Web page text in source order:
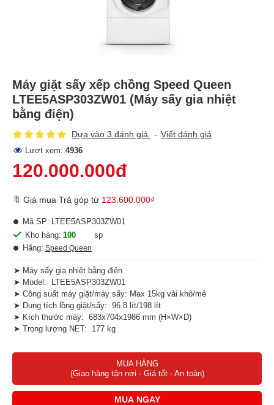
Máy giặt sấy xếp chồng Speed Queen
LTEE5ASP303ZW01 (Máy sấy gia nhiệt
bằng điện)
Dựa vào 3 đánh giá. - Viết đánh giá
Lượt xem: 4936
120.000.000đ
🔖 Giá mua Trả góp từ 123.600.000₫
Kho hàng: 100
sp
Hãng: Speed Queen
Mã SP: LTEE5ASP303ZW01
➤ Máy sấy gia nhiệt bằng điện
➤ Model: LTEE5ASP303ZW01
➤ Công suất máy giặt/máy sấy: Max 15kg vải khô/mẻ
➤ Dung tích lồng giặt/sấy: 96.8 lít/198 lít
➤ Kích thước máy: 683x704x1986 mm (H×W×D)
➤ Trọng lượng NET: 177 kg
MUA HÀNG
(Giao hàng tận nơi - Giá tốt - An toàn)
MUA NGAY